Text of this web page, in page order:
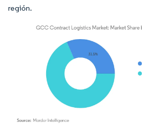
región.